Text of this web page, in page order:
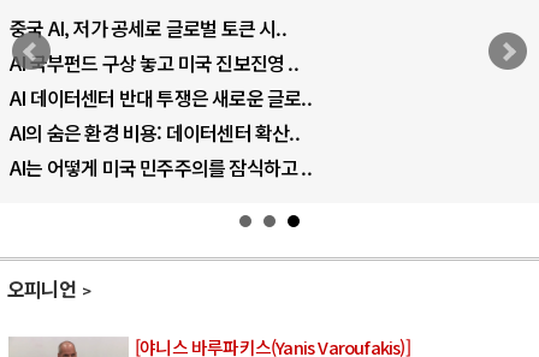
토큰 시..
진보진영 ..
새로운 글로..
센터 확산..
를 잠식하고 ..
전쟁의 추상화: 우크라
EU·우크라이나 드론 협
오피니언
[야니스 바루파키스(Yanis Varoufakis)]